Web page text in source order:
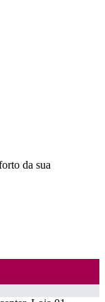
da sua